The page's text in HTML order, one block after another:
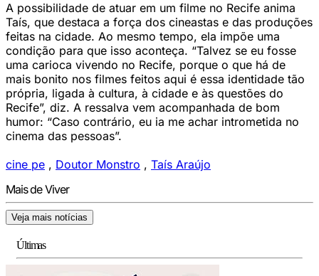
A possibilidade de atuar em um filme no Recife anima
Taís, que destaca a força dos cineastas e das produções
feitas na cidade. Ao mesmo tempo, ela impõe uma
condição para que isso aconteça. “Talvez se eu fosse
uma carioca vivendo no Recife, porque o que há de
mais bonito nos filmes feitos aqui é essa identidade tão
própria, ligada à cultura, à cidade e às questões do
Recife”, diz. A ressalva vem acompanhada de bom
humor: “Caso contrário, eu ia me achar intrometida no
cinema das pessoas”.
cine pe , Doutor Monstro , Taís Araújo
Mais de Viver
Veja mais notícias
Últimas